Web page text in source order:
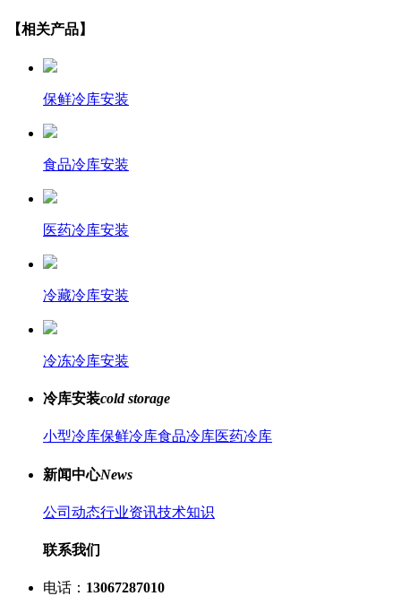
【相关产品】
保鲜冷库安装
食品冷库安装
医药冷库安装
冷藏冷库安装
冷冻冷库安装
冷库安装cold storage
小型冷库保鲜冷库食品冷库医药冷库
新闻中心News
公司动态行业资讯技术知识
联系我们
电话： 13067287010